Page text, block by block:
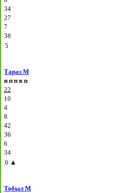
34
27
7
38
5
Тараз М
н п п в п
22
10
4
8
42
36
6
34
6 ▲
Тобыл М